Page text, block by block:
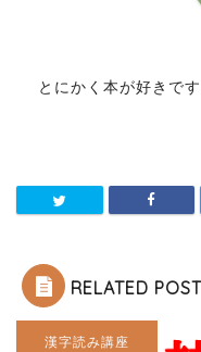
とにかく本が好きです
RELATED POST
漢字読み講座